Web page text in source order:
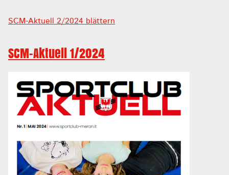
SCM-Aktuell 2/2024 blättern
SCM-Aktuell 1/2024